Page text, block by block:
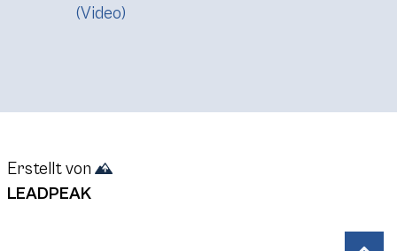
(Video)
Erstellt von
LEADPEAK